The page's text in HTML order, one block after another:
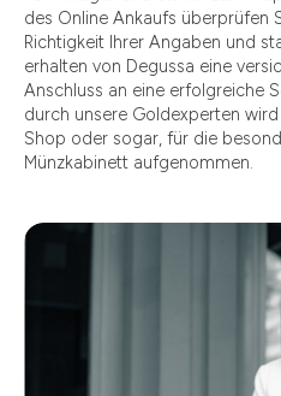
des Online Ankaufs überprüfen
Richtigkeit Ihrer Angaben und
erhalten von Degussa eine
Anschluss an eine erfolgreiche
durch unsere Goldexperten
Shop oder sogar, für die
Münzkabinett aufgenommen.